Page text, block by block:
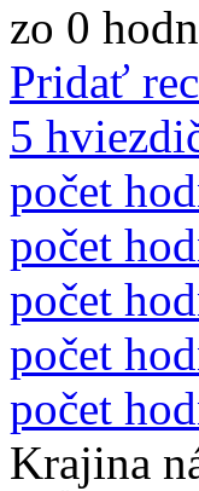
zo 0
Pridať
5
počet
počet
počet
počet
počet
Krajina